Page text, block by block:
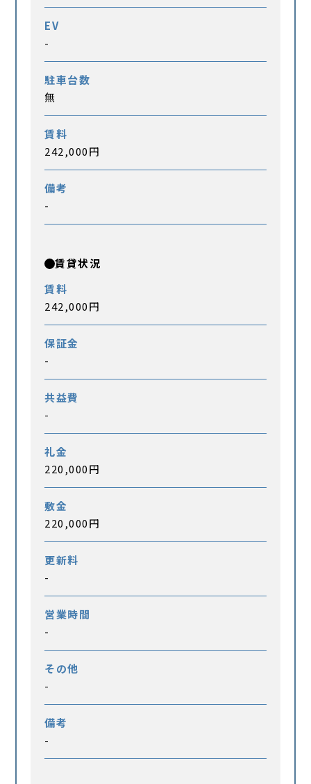
EV
-
駐車台数
無
賃料
242,000円
備考
-
賃貸状況
賃料
242,000円
保証金
-
共益費
-
礼金
220,000円
敷金
220,000円
更新料
-
営業時間
-
その他
-
備考
-